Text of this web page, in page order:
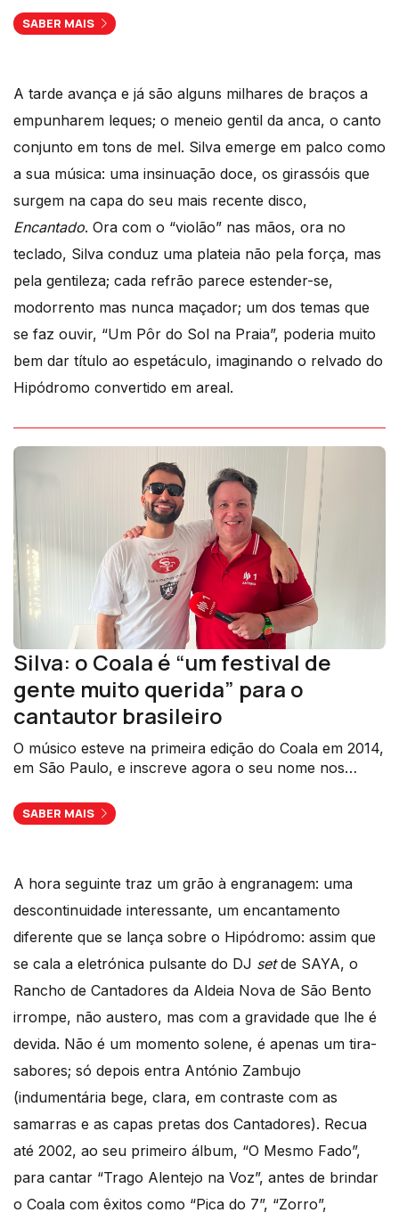
SABER MAIS
A tarde avança e já são alguns milhares de braços a
empunharem leques; o meneio gentil da anca, o canto
conjunto em tons de mel. Silva emerge em palco como
a sua música: uma insinuação doce, os girassóis que
surgem na capa do seu mais recente disco,
Encantado. Ora com o “violão” nas mãos, ora no
teclado, Silva conduz uma plateia não pela força, mas
pela gentileza; cada refrão parece estender-se,
modorrento mas nunca maçador; um dos temas que
se faz ouvir, “Um Pôr do Sol na Praia”, poderia muito
bem dar título ao espetáculo, imaginando o relvado do
Hipódromo convertido em areal.
Silva: o Coala é “um festival de
gente muito querida” para o
cantautor brasileiro
O músico esteve na primeira edição do Coala em 2014,
em São Paulo, e inscreve agora o seu nome nos
SABER MAIS
A hora seguinte traz um grão à engranagem: uma
descontinuidade interessante, um encantamento
diferente que se lança sobre o Hipódromo: assim que
se cala a eletrónica pulsante do DJ setde SAYA, o
Rancho de Cantadores da Aldeia Nova de São Bento
irrompe, não austero, mas com a gravidade que lhe é
devida. Não é um momento solene, é apenas um tira-
sabores; só depois entra António Zambujo
(indumentária bege, clara, em contraste com as
samarras e as capas pretas dos Cantadores). Recua
até 2002, ao seu primeiro álbum, “O Mesmo Fado”,
para cantar “Trago Alentejo na Voz”, antes de brindar
o Coala com êxitos como “Pica do 7”, “Zorro”,